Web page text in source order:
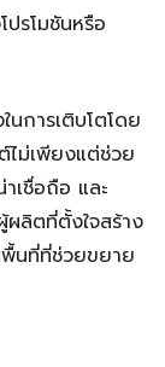
รโมชันหรือ
การเติบโตโดย
ต์ไม่เพียงแต่ช่วย
เชื่อถือ และ
ลิตที่ตั้งใจสร้าง
นที่ที่ช่วยขยาย